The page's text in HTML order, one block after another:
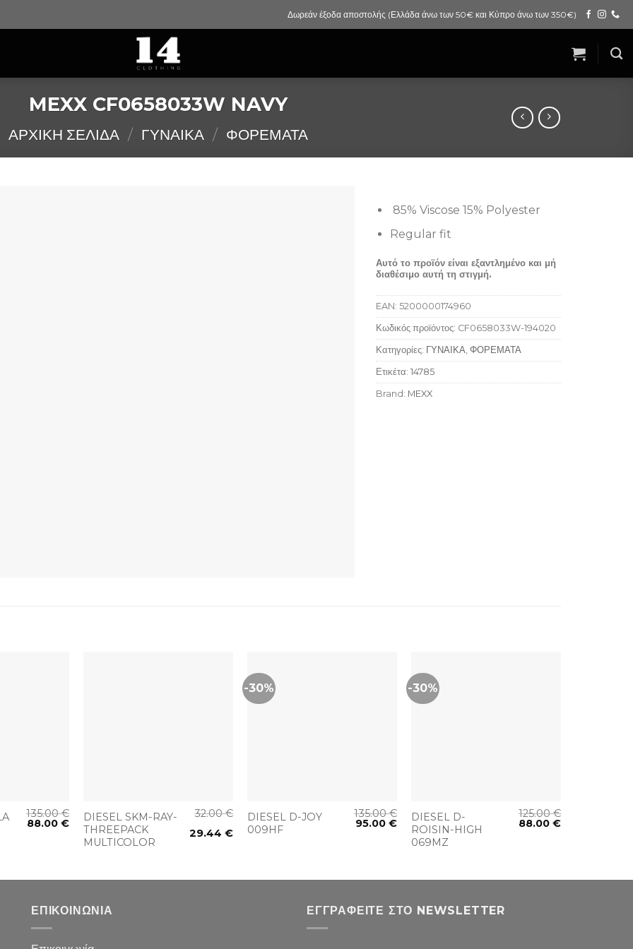
Δωρεάν έξοδα αποστολής (Ελλάδα άνω των 50€ και Κύπρο άνω των 350€)
MEXX CF0658033W NAVY
ΑΡΧΙΚΉ ΣΕΛΊΔΑ / ΓΥΝΑΙΚΑ / ΦΟΡΕΜΑΤΑ
85% Viscose 15% Polyester
Regular fit
Αυτό το προϊόν είναι εξαντλημένο και μή
διαθέσιμο αυτή τη στιγμή.
EAN: 5200000174960
Κωδικός προϊόντος: CF0658033W-194020
Κατηγορίες: ΓΥΝΑΙΚΑ ΦΟΡΕΜΑΤΑ
Ετικέτα: 14785
Brand: MEXX
135.00€
88.00€
DIESEL SKM-RAY-
THREEPACK
MULTICOLOR
32.00€
29.44€
-30%
DIESEL D-JOY
009HF
135.00€
95.00€
-30%
DIESEL D-
ROISIN-HIGH
069MZ
125.00€
88.00€
ΕΠΙΚΟΙΝΩΝΙΑ ΕΓΓΡΑΦΕΊΤΕ ΣΤΟ NEWSLETTER